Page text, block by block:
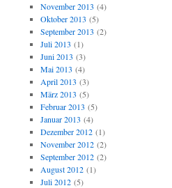
November 2013 (4)
Oktober 2013 (5)
September 2013 (2)
Juli 2013 (1)
Juni 2013 (3)
Mai 2013 (4)
April 2013 (3)
März 2013 (5)
Februar 2013 (5)
Januar 2013 (4)
Dezember 2012(1)
November 2012(2)
September 2012(2)
August 2012(1)
Juli 2012(5)